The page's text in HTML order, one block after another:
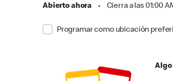
Abierto ahora • Cierra a las 01:00
Programar como ubicación
Algo